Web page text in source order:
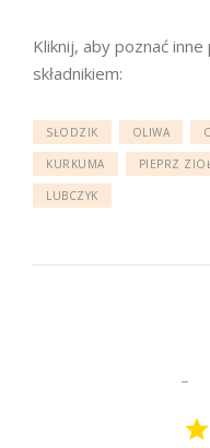
Kliknij, aby poznać
składnikiem:
SŁODZIK OLIWA
KURKUMA PIEPRZ
LUBCZYK